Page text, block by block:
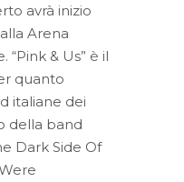
avrà inizio
Arena
“Pink & Us” è il
quanto
italiane dei
della band
Dark Side Of